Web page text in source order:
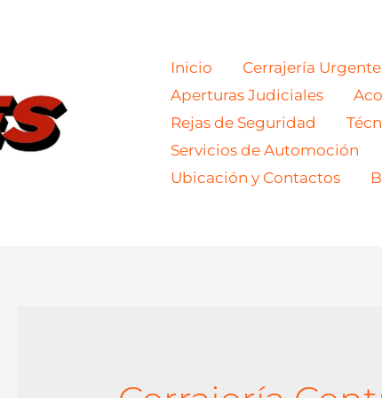
Inicio
Cerrajería
Aperturas Judiciales
Rejas de Seguridad
Servicios de Automoción
Ubicación y Contactos